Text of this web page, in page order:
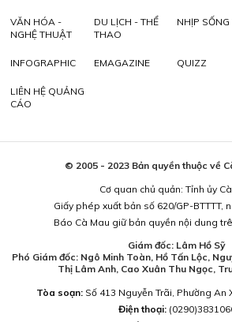
VĂN HÓA -
NGHỆ THUẬT
DU LỊCH - THỂ
THAO
NHỊP SỐNG
INFOGRAPHIC EMAGAZINE QUIZZ
LIÊN HỆ QUẢNG
CÁO
© 2005 - 2023 Bản quyền thuộc về
Cơ quan chủ quản: Tỉnh ủy
Giấy phép xuất bản số 620/GP-BTTTT,
Báo Cà Mau giữ bản quyền nội dung
Giám đốc: Lâm Hồ Sỹ
Phó Giám đốc: Ngô Minh Toàn, Hồ Tấn Lộc,
Thị Lâm Anh, Cao Xuân Thu Ngọc,
Tòa soạn:Số 413 Nguyễn Trãi, Phường An
Điện thoại: